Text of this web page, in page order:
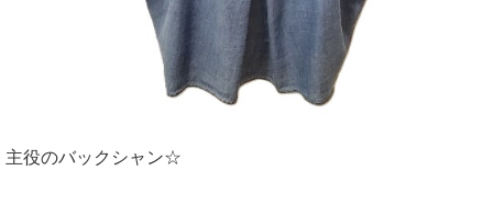
主役のバックシャン☆